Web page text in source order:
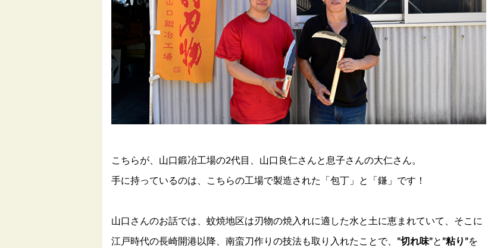
こちらが、山口鍛冶工場の2代目、山口良仁さんと息子さんの大仁さん。
手に持っているのは、こちらの工場で製造された「包丁」と「鎌」です！
山口さんのお話では、蚊焼地区は刃物の焼入れに適した水と土に恵まれていて、そこに
江戸時代の長崎開港以降、南蛮刀作りの技法も取り入れたことで、 ”切れ味”と”粘り”を